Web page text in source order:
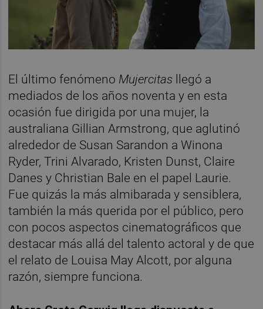
El último fenómeno Mujercitas llegó a
mediados de los años noventa y en esta
ocasión fue dirigida por una mujer, la
australiana Gillian Armstrong, que aglutinó
alrededor de Susan Sarandon a Winona
Ryder, Trini Alvarado, Kristen Dunst, Claire
Danes y Christian Bale en el papel Laurie.
Fue quizás la más almibarada y sensiblera,
también la más querida por el público, pero
con pocos aspectos cinematográficos que
destacar más allá del talento actoral y de que
el relato de Louisa May Alcott, por alguna
razón, siempre funciona.